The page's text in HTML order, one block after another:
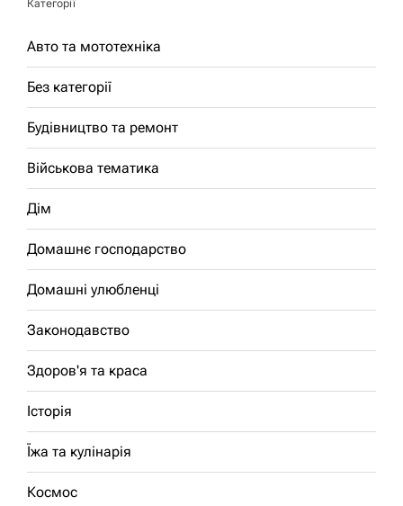
Категорії
Авто та мототехніка
Без категорії
Будівництво та ремонт
Військова тематика
Дім
Домашнє господарство
Домашні улюбленці
Законодавство
Здоров'я та краса
Історія
Їжа та кулінарія
Космос